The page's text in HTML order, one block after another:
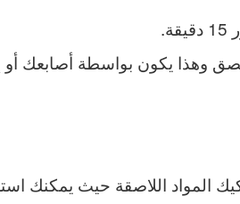
وهذا يكون بواسطة أصابعك
المواد اللاصقة حيث يمكنك